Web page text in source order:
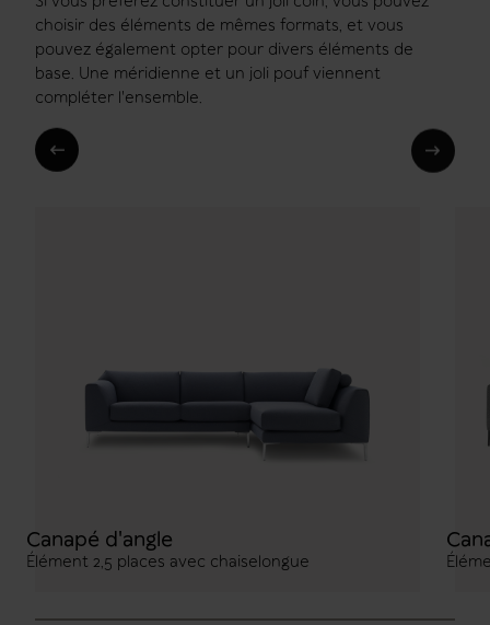
choisir des éléments de mêmes formats, et vous
pouvez également opter pour divers éléments de
base. Une méridienne et un joli pouf viennent
compléter l'ensemble.
Canapé d'angle
Élément 2,5 places avec chaiselongue